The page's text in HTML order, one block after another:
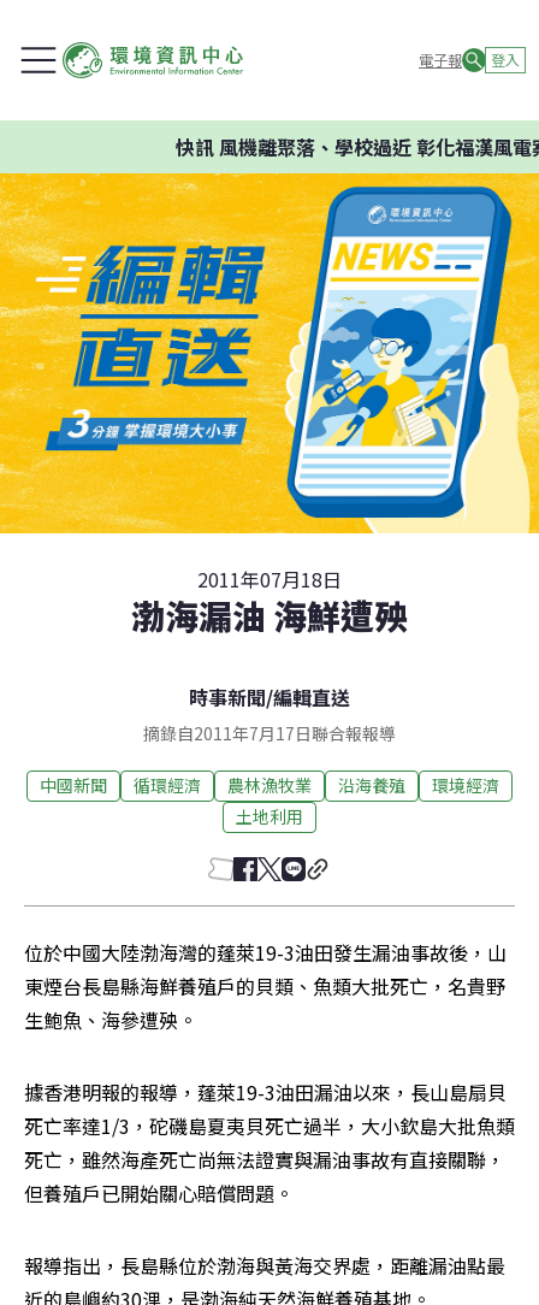
電子報 登入
快訊風機離聚落、學校過近 彰化福漢風電
2011年07月18日
渤海漏油 海鮮遭殃
時事新聞/編輯直送
摘錄自2011年7月17日聯合報報導
中國新聞 循環經濟 農林漁牧業 沿海養殖
環境經濟
土地利用
位於中國大陸渤海灣的蓬萊19-3油田發生漏油事故後，山
東煙台長島縣海鮮養殖戶的貝類、魚類大批死亡，名貴野
生鮑魚、海參遭殃。
據香港明報的報導，蓬萊19-3油田漏油以來，長山島扇貝
死亡率達1/3，砣磯島夏夷貝死亡過半，大小欽島大批魚類
死亡，雖然海產死亡尚無法證實與漏油事故有直接關聯，
但養殖戶已開始關心賠償問題。
報導指出，長島縣位於渤海與黃海交界處，距離漏油點最
近的島嶼約30浬，是渤海純天然海鮮養殖基地。